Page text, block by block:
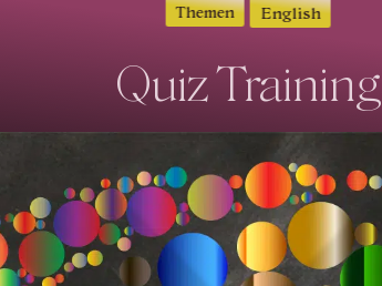
Themen English
Quiz Training